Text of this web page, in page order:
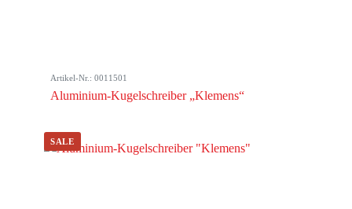
Artikel-Nr.: 0011501
Aluminium-Kugelschreiber „Klemens“